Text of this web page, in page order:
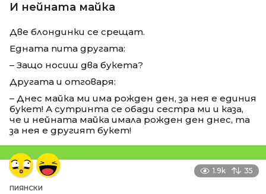
И нейната майка
Две блондинки се срещат.
Едната пита другата:
– Защо носиш два букета?
Другата и отговаря:
– Днес майка ми има рожден ден, за нея е единия
букет! А сутринта се обади сестра ми и каза,
че и нейната майка имала рожден ден днес, та
за нея е другият букет!
1.9k 35
ПИЯНСКИ